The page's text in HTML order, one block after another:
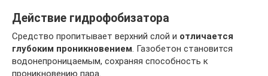
Действие гидрофобизатора
Средство пропитывает верхний слой и отличается
глубоким проникновением. Газобетон становится
водонепроницаемым, сохраняя способность к
проникновению пара.